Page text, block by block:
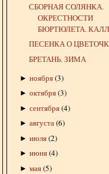
СБОРНАЯ СОЛЯНКА.
ОКРЕСТНОСТИ
БЮРТЮЛЕТА.
ПЕСЕНКА О
БРЕТАНЬ. ЗИМА
► ноября(3)
► октября(3)
► сентября(4)
► августа(6)
► июля(2)
► июня(4)
► мая(5)